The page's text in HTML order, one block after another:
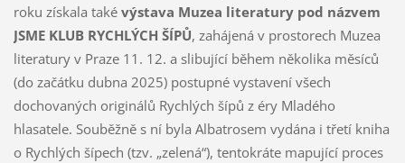
roku získala také výstava Muzea literatury pod názvem
JSME KLUB RYCHLÝCH ŠÍPŮ, zahájená v prostorech Muzea
literatury v Praze 11. 12. a slibující během několika měsíců
(do začátku dubna 2025) postupné vystavení všech
dochovaných originálů Rychlých šípů z éry Mladého
hlasatele. Souběžně s ní byla Albatrosem vydána i třetí kniha
o Rychlých šípech (tzv. „zelená“), tentokráte mapující proces